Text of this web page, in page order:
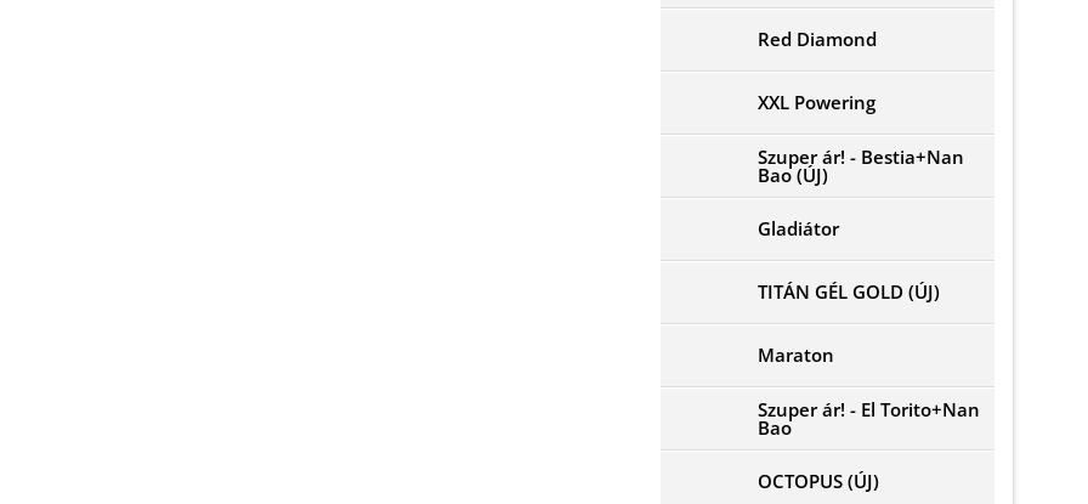
Red Diamond
XXL Powering
Szuper ár! - Bestia+Nan
Bao (ÚJ)
Gladiátor
TITÁN GÉL GOLD (ÚJ)
Maraton
Szuper ár! - El Torito+Nan
Bao
OCTOPUS (ÚJ)